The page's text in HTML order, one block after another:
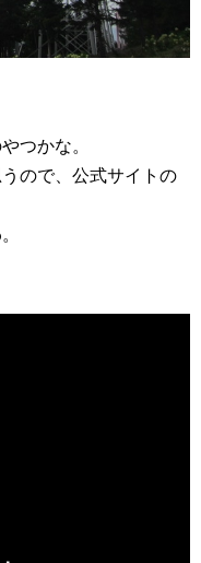
つかな。
ので、公式サイトの